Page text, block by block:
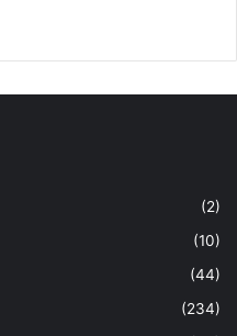
(2)
(10)
(44)
(234)